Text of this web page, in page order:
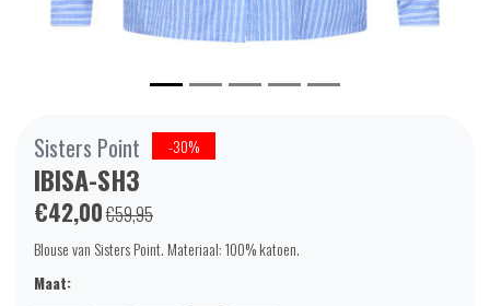
Sisters Point -30%
IBISA-SH3
€42,00€59,95
Blouse van Sisters Point. Materiaal: 100% katoen.
Maat: